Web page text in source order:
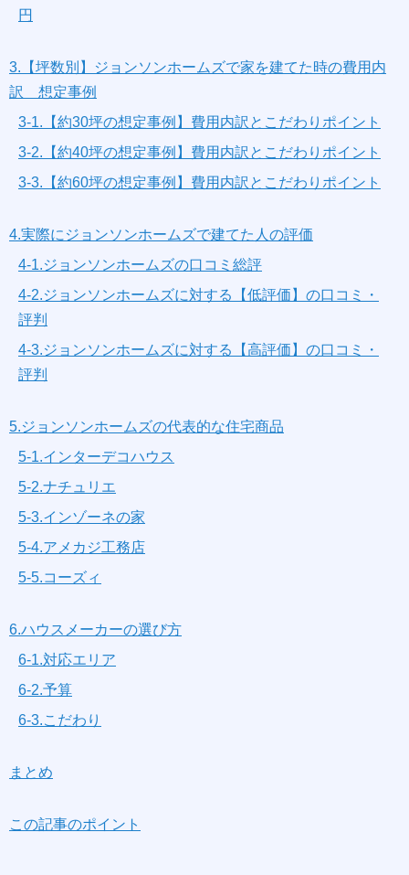
円
3.【坪数別】ジョンソンホームズで家を建てた時の費用内
訳 想定事例
3-1.【約30坪の想定事例】費用内訳とこだわりポイント
3-2.【約40坪の想定事例】費用内訳とこだわりポイント
3-3.【約60坪の想定事例】費用内訳とこだわりポイント
4.実際にジョンソンホームズで建てた人の評価
4-1.ジョンソンホームズの口コミ総評
4-2.ジョンソンホームズに対する【低評価】の口コミ・
評判
4-3.ジョンソンホームズに対する【高評価】の口コミ・
評判
5.ジョンソンホームズの代表的な住宅商品
5-1.インターデコハウス
5-2.ナチュリエ
5-3.インゾーネの家
5-4.アメカジ工務店
5-5.コーズィ
6.ハウスメーカーの選び方
6-1.対応エリア
6-2.予算
6-3.こだわり
まとめ
この記事のポイント